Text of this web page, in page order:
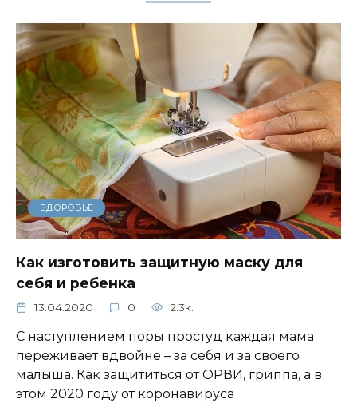
ЗДОРОВЬЕ
Как изготовить защитную маску для
себя и ребенка
13.04.2020 0 2.3к.
С наступлением поры простуд каждая мама
переживает вдвойне – за себя и за своего
малыша. Как защититься от ОРВИ, гриппа, а в
этом 2020 году от коронавируса